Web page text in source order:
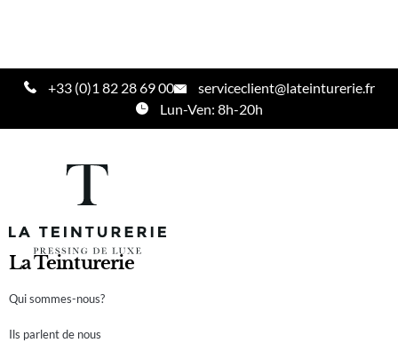
+33 (0)1 82 28 69 00
serviceclient@lateinturerie.fr
Lun-Ven: 8h-20h
La Teinturerie
Qui sommes-nous?
Ils parlent de nous